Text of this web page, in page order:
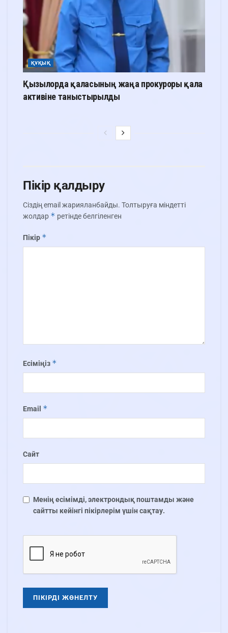
ҚҰҚЫҚ
Қызылорда қаласының жаңа прокуроры қала
активіне таныстырылды
Пікір қалдыру
Сіздің email жарияланбайды. Толтыруға міндетті
жолдар * ретінде белгіленген
Пікір *
Есіміңіз *
Email *
Сайт
Менің есімімді, электрондық поштамды және
сайтты кейінгі пікірлерім үшін сақтау.